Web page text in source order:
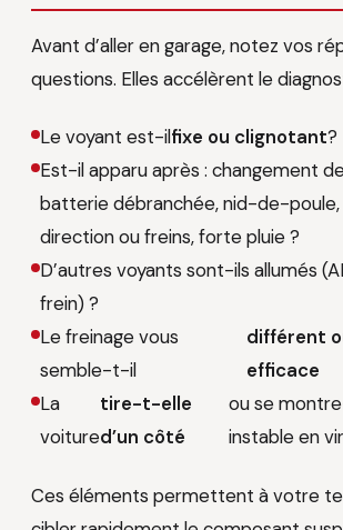
Avant d’aller en garage, notez vos
questions. Elles accélèrent le
Le voyant est-ilfixe ou clignotant?
Est-il apparu après : changement
batterie débranchée, nid-de-
direction ou freins, forte pluie ?
D’autres voyants sont-ils allumés
frein) ?
Le freinage vous
semble-t-il
différent
efficace
La
voiture
tire-t-elle
d’un côté
ou se
instable en
Ces éléments permettent à votre